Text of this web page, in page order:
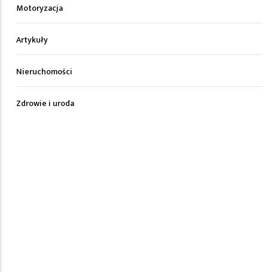
Motoryzacja
Artykuły
Nieruchomości
Zdrowie i uroda